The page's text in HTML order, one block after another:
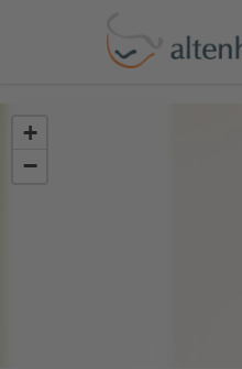
+
−